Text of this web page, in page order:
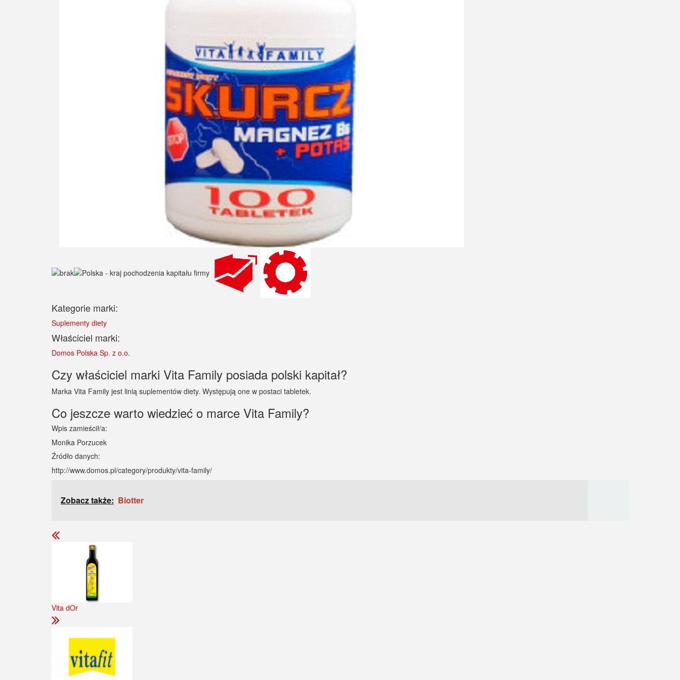
Kategorie marki:
Suplementy diety
Właściciel marki:
Domos Polska Sp. z o.o.
Czy właściciel marki Vita Family posiada polski kapitał?
Marka Vita Family jest linią suplementów diety. Występują one w postaci tabletek.
Co jeszcze warto wiedzieć o marce Vita Family?
Wpis zamieścił/a:
Monika Porzucek
Źródło danych:
http://www.domos.pl/category/produkty/vita-family/
Zobacz także: Biotter
Vita dOr